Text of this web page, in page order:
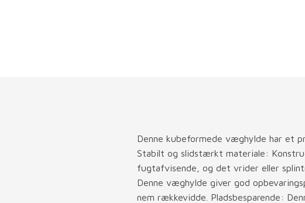
Denne kubeformede væghylde har et
Stabilt og slidstærkt materiale:
fugtafvisende, og det vrider eller
Denne væghylde giver god
nem rækkevidde. Pladsbesparende: